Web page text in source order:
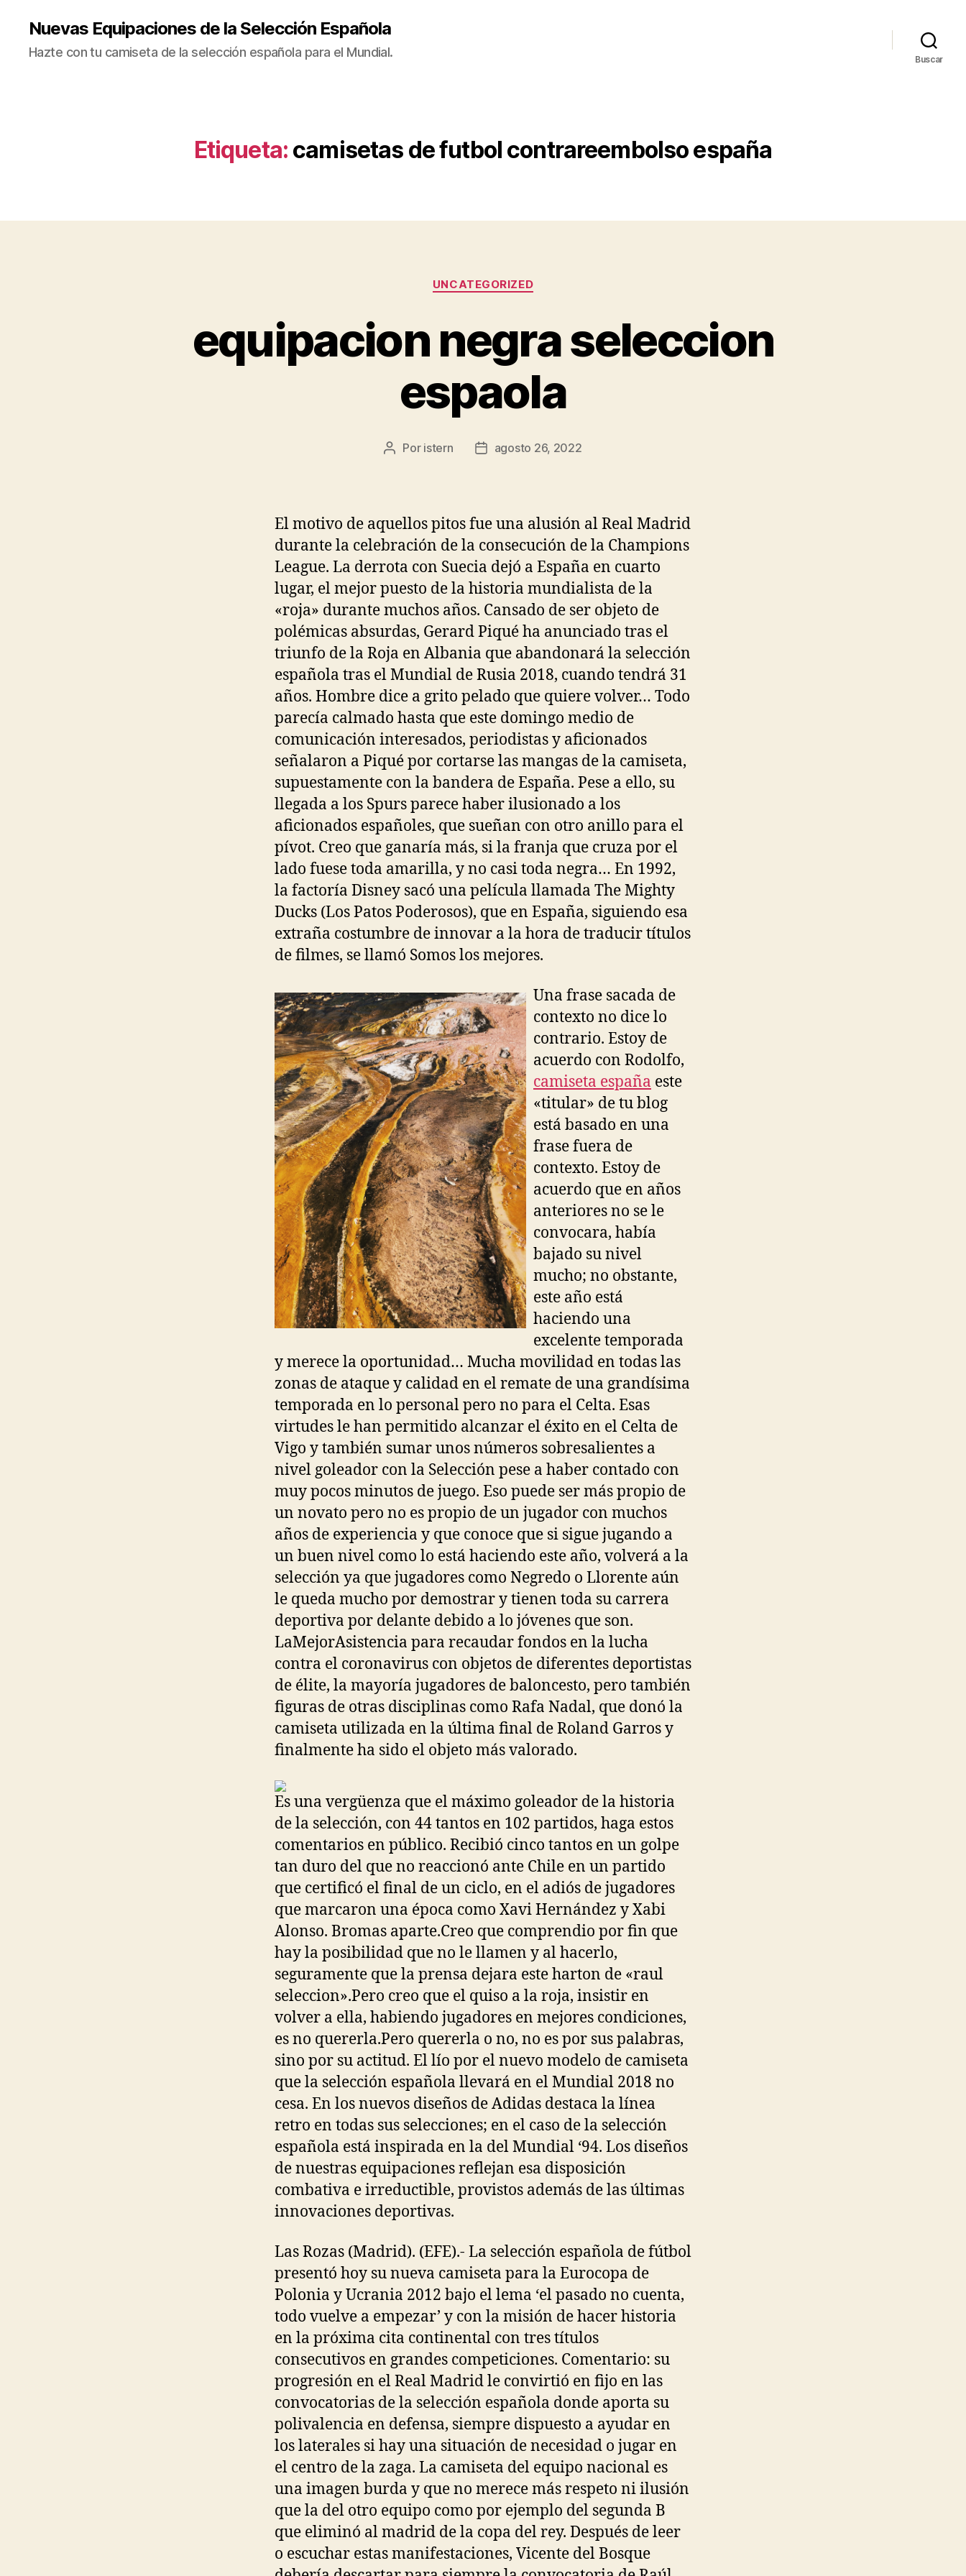
Nuevas Equipaciones de la Selección Española
Hazte con tu camiseta de la selección española para el Mundial. Buscar
Etiqueta: camisetas de futbol contrareembolso españa
Categorías
UNCATEGORIZED
equipacion negra seleccion
espaola
Autor
Por istern
Fechaagosto 26, 2022
El motivo de aquellos pitos fue una alusión al Real Madrid
durante la celebración de la consecución de la Champions
League. La derrota con Suecia dejó a España en cuarto
lugar, el mejor puesto de la historia mundialista de la
«roja» durante muchos años. Cansado de ser objeto de
polémicas absurdas, Gerard Piqué ha anunciado tras el
triunfo de la Roja en Albania que abandonará la selección
española tras el Mundial de Rusia 2018, cuando tendrá 31
años. Hombre dice a grito pelado que quiere volver… Todo
parecía calmado hasta que este domingo medio de
comunicación interesados, periodistas y aficionados
señalaron a Piqué por cortarse las mangas de la camiseta,
supuestamente con la bandera de España. Pese a ello, su
llegada a los Spurs parece haber ilusionado a los
aficionados españoles, que sueñan con otro anillo para el
pívot. Creo que ganaría más, si la franja que cruza por el
lado fuese toda amarilla, y no casi toda negra… En 1992,
la factoría Disney sacó una película llamada The Mighty
Ducks (Los Patos Poderosos), que en España, siguiendo esa
extraña costumbre de innovar a la hora de traducir títulos
de filmes, se llamó Somos los mejores.
Una frase sacada de
contexto no dice lo
contrario. Estoy de
acuerdo con Rodolfo,
camiseta españa este
«titular» de tu blog
está basado en una
frase fuera de
contexto. Estoy de
acuerdo que en años
anteriores no se le
convocara, había
bajado su nivel
mucho; no obstante,
este año está
haciendo una
excelente temporada
y merece la oportunidad… Mucha movilidad en todas las
zonas de ataque y calidad en el remate de una grandísima
temporada en lo personal pero no para el Celta. Esas
virtudes le han permitido alcanzar el éxito en el Celta de
Vigo y también sumar unos números sobresalientes a
nivel goleador con la Selección pese a haber contado con
muy pocos minutos de juego. Eso puede ser más propio de
un novato pero no es propio de un jugador con muchos
años de experiencia y que conoce que si sigue jugando a
un buen nivel como lo está haciendo este año, volverá a la
selección ya que jugadores como Negredo o Llorente aún
le queda mucho por demostrar y tienen toda su carrera
deportiva por delante debido a lo jóvenes que son.
LaMejorAsistencia para recaudar fondos en la lucha
contra el coronavirus con objetos de diferentes deportistas
de élite, la mayoría jugadores de baloncesto, pero también
figuras de otras disciplinas como Rafa Nadal, que donó la
camiseta utilizada en la última final de Roland Garros y
finalmente ha sido el objeto más valorado.
Es una vergüenza que el máximo goleador de la historia
de la selección, con 44 tantos en 102 partidos, haga estos
comentarios en público. Recibió cinco tantos en un golpe
tan duro del que no reaccionó ante Chile en un partido
que certificó el final de un ciclo, en el adiós de jugadores
que marcaron una época como Xavi Hernández y Xabi
Alonso. Bromas aparte.Creo que comprendio por fin que
hay la posibilidad que no le llamen y al hacerlo,
seguramente que la prensa dejara este harton de «raul
seleccion».Pero creo que el quiso a la roja, insistir en
volver a ella, habiendo jugadores en mejores condiciones,
es no quererla.Pero quererla o no, no es por sus palabras,
sino por su actitud. El lío por el nuevo modelo de camiseta
que la selección española llevará en el Mundial 2018 no
cesa. En los nuevos diseños de Adidas destaca la línea
retro en todas sus selecciones; en el caso de la selección
española está inspirada en la del Mundial ‘94. Los diseños
de nuestras equipaciones reflejan esa disposición
combativa e irreductible, provistos además de las últimas
innovaciones deportivas.
Las Rozas (Madrid). (EFE).- La selección española de fútbol
presentó hoy su nueva camiseta para la Eurocopa de
Polonia y Ucrania 2012 bajo el lema ‘el pasado no cuenta,
todo vuelve a empezar’ y con la misión de hacer historia
en la próxima cita continental con tres títulos
consecutivos en grandes competiciones. Comentario: su
progresión en el Real Madrid le convirtió en fijo en las
convocatorias de la selección española donde aporta su
polivalencia en defensa, siempre dispuesto a ayudar en
los laterales si hay una situación de necesidad o jugar en
el centro de la zaga. La camiseta del equipo nacional es
una imagen burda y que no merece más respeto ni ilusión
que la del otro equipo como por ejemplo del segunda B
que eliminó al madrid de la copa del rey. Después de leer
o escuchar estas manifestaciones, Vicente del Bosque